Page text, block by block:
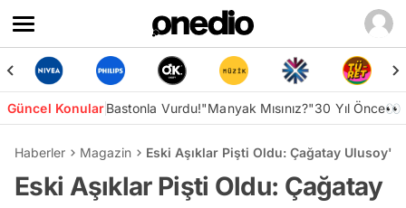
Güncel KonularBastonla Vurdu!"Manyak Mısınız?"30 Yıl Önce👀
Haberler Magazin Eski Aşıklar Pişti Oldu: Çağatay Ulusoy'la
Eski Aşıklar Pişti Oldu: Çağatay